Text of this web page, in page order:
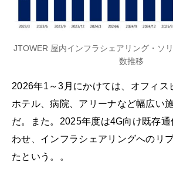
JTOWER 屋内インフラシェアリング・ソ
数推移
2026年1～3月にかけては、オフィス
ホテル、病院、アリーナなど幅広い
だ。また。2025年度は4G向け既存
わせ、インフラシェアリングへのリ
たという。。